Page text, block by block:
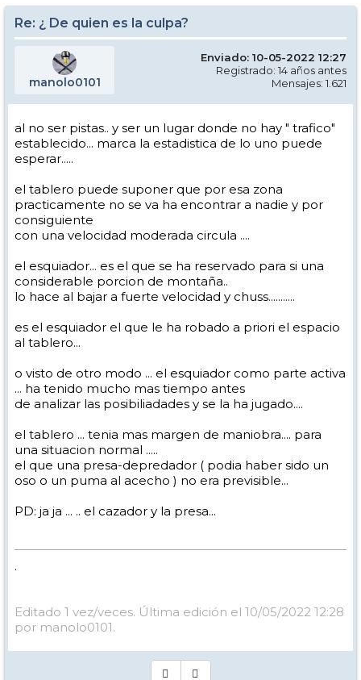
Re: ¿ De quien es la culpa?
manolo0101
Enviado: 10-05-2022 12:27
Registrado: 14 años antes
Mensajes: 1.621
al no ser pistas.. y ser un lugar donde no hay " trafico"
establecido... marca la estadistica de lo uno puede
esperar.....
el tablero puede suponer que por esa zona
practicamente no se va ha encontrar a nadie y por
consiguiente
con una velocidad moderada circula ....
el esquiador... es el que se ha reservado para si una
considerable porcion de montaña..
lo hace al bajar a fuerte velocidad y chuss...........
es el esquiador el que le ha robado a priori el espacio
al tablero...
o visto de otro modo ... el esquiador como parte activa
... ha tenido mucho mas tiempo antes
de analizar las posibiliadades y se la ha jugado....
el tablero ... tenia mas margen de maniobra.... para
una situacion normal .....
el que una presa-depredador ( podia haber sido un
oso o un puma al acecho ) no era previsible...
PD: ja ja ... .. el cazador y la presa...
.
Editado 1 vez/veces. Última edición el 10/05/2022 12:28
por manolo0101.